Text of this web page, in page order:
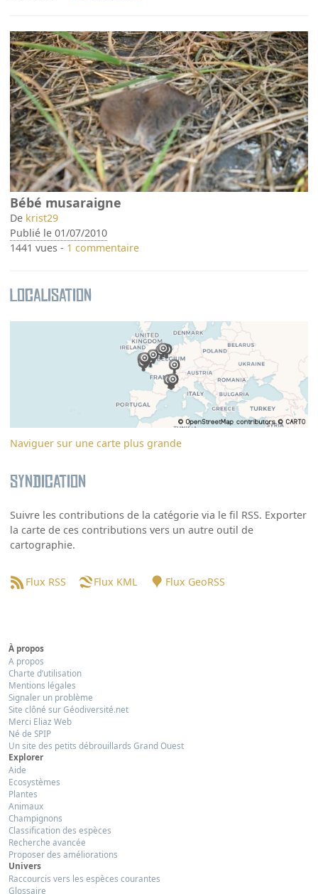
Bébé musaraigne
De krist29
Publié le 01/07/2010
1441 vues - 1 commentaire
Localisation
Naviguer sur une carte plus grande
Syndication
Suivre les contributions de la catégorie via le fil RSS. Exporter
la carte de ces contributions vers un autre outil de
cartographie.
Flux RSS Flux KML Flux GeoRSS
À propos
A propos
Charte d’utilisation
Mentions légales
Signaler un problème
Site clôné sur Géodiversité.net
Merci Eliaz Web
Né de SPIP
Un site des petits débrouillards Grand Ouest
Explorer
Aide
Ecosystèmes
Plantes
Animaux
Champignons
Classification des espèces
Recherche avancée
Proposer des améliorations
Univers
Raccourcis vers les espèces courantes
Glossaire